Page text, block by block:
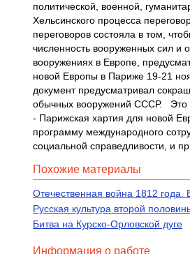
политической, военной,
Хельсинского процесса
переговоров состояла в том,
численность вооруженных сил
вооружениях в Европе,
новой Европы в Париже 19-21
документ предусматривал
обычных вооружений СССР. Это
- Парижская хартия для новой
программу международного
социальной справедливости, и
Похожие материалы
Отечественная война 1812
Русская культура второй
Битва на Курско-Орловской дуге
Информация о работе